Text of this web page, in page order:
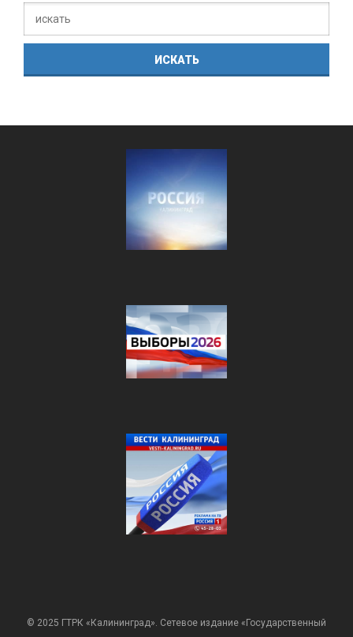
© 2025 ГТРК «Калининград». Сетевое издание «Государственный